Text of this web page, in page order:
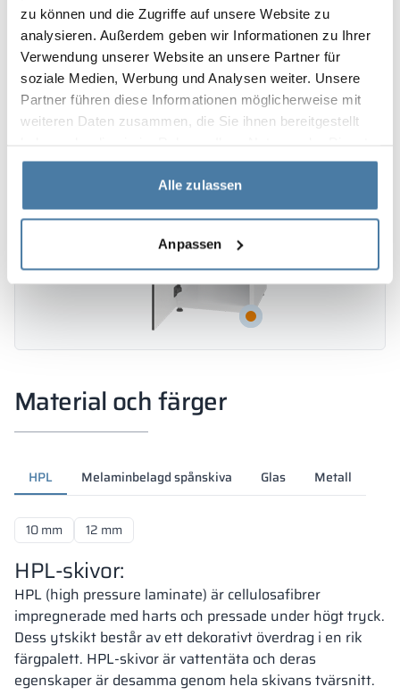
zu können und die Zugriffe auf unsere Website zu
analysieren. Außerdem geben wir Informationen zu Ihrer
Verwendung unserer Website an unsere Partner für
soziale Medien, Werbung und Analysen weiter. Unsere
Partner führen diese Informationen möglicherweise mit
weiteren Daten zusammen, die Sie ihnen bereitgestellt
gesammelt haben.
Alle zulassen
Anpassen
Material och färger
HPL Melaminbelagd spånskiva Glas Metall
10 mm 12 mm
HPL-skivor:
HPL (high pressure laminate) är cellulosafibrer
impregnerade med harts och pressade under högt tryck.
Dess ytskikt består av ett dekorativt överdrag i en rik
färgpalett. HPL-skivor är vattentäta och deras
egenskaper är desamma genom hela skivans tvärsnitt.